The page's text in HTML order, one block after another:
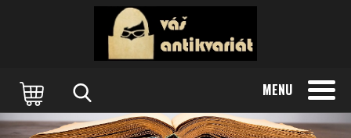
MENU